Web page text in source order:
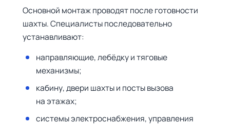
Основной монтаж проводят после готовности
шахты. Специалисты последовательно
устанавливают:
направляющие, лебёдку и тяговые
механизмы;
кабину, двери шахты и посты вызова
на этажах;
системы электроснабжения, управления